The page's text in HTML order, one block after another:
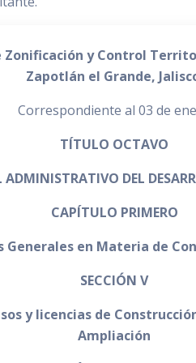
Zonificación y Control
Zapotlán el Grande,
Correspondiente al 03 de
TÍTULO OCTAVO
DEL
CAPÍTULO PRIMERO
Generales en Materia de
SECCIÓN V
y licencias de
Ampliación